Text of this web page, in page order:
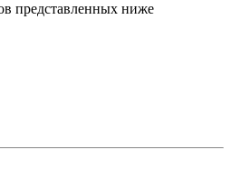
представленных ниже